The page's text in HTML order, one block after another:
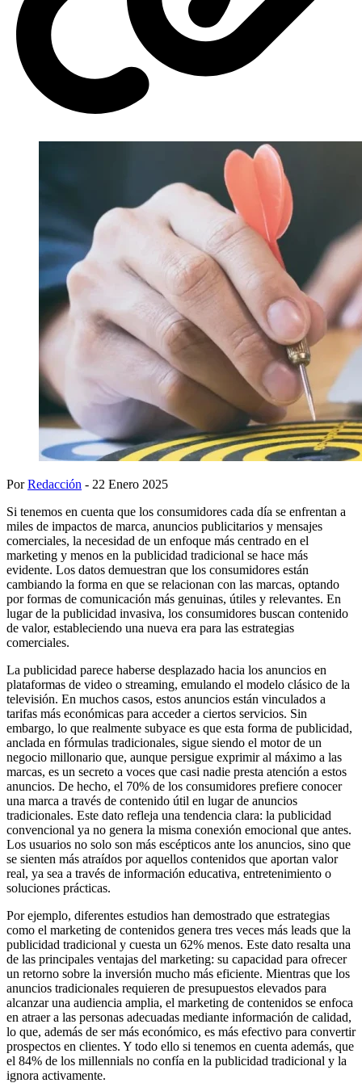
PorRedacción - 22 Enero 2025
Si tenemos en cuenta que los consumidores cada día se enfrentan a
miles de impactos de marca, anuncios publicitarios y mensajes
comerciales, la necesidad de un enfoque más centrado en el
marketing y menos en la publicidad tradicional se hace más
evidente. Los datos demuestran que los consumidores están
cambiando la forma en que se relacionan con las marcas, optando
por formas de comunicación más genuinas, útiles y relevantes. En
lugar de la publicidad invasiva, los consumidores buscan contenido
de valor, estableciendo una nueva era para las estrategias
comerciales.
La publicidad parece haberse desplazado hacia los anuncios en
plataformas de video o streaming, emulando el modelo clásico de la
televisión. En muchos casos, estos anuncios están vinculados a
tarifas más económicas para acceder a ciertos servicios. Sin
embargo, lo que realmente subyace es que esta forma de publicidad,
anclada en fórmulas tradicionales, sigue siendo el motor de un
negocio millonario que, aunque persigue exprimir al máximo a las
marcas, es un secreto a voces que casi nadie presta atención a estos
anuncios. De hecho, el 70% de los consumidores prefiere conocer
una marca a través de contenido útil en lugar de anuncios
tradicionales. Este dato refleja una tendencia clara: la publicidad
convencional ya no genera la misma conexión emocional que antes.
Los usuarios no solo son más escépticos ante los anuncios, sino que
se sienten más atraídos por aquellos contenidos que aportan valor
real, ya sea a través de información educativa, entretenimiento o
soluciones prácticas.
Por ejemplo, diferentes estudios han demostrado que estrategias
como el marketing de contenidos genera tres veces más leads que la
publicidad tradicional y cuesta un 62% menos. Este dato resalta una
de las principales ventajas del marketing: su capacidad para ofrecer
un retorno sobre la inversión mucho más eficiente. Mientras que los
anuncios tradicionales requieren de presupuestos elevados para
alcanzar una audiencia amplia, el marketing de contenidos se enfoca
en atraer a las personas adecuadas mediante información de calidad,
lo que, además de ser más económico, es más efectivo para convertir
prospectos en clientes. Y todo ello si tenemos en cuenta además, que
el 84% de los millennials no confía en la publicidad tradicional y la
ignora activamente.